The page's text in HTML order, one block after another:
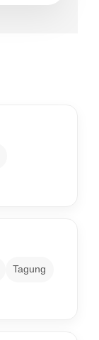
Tagung